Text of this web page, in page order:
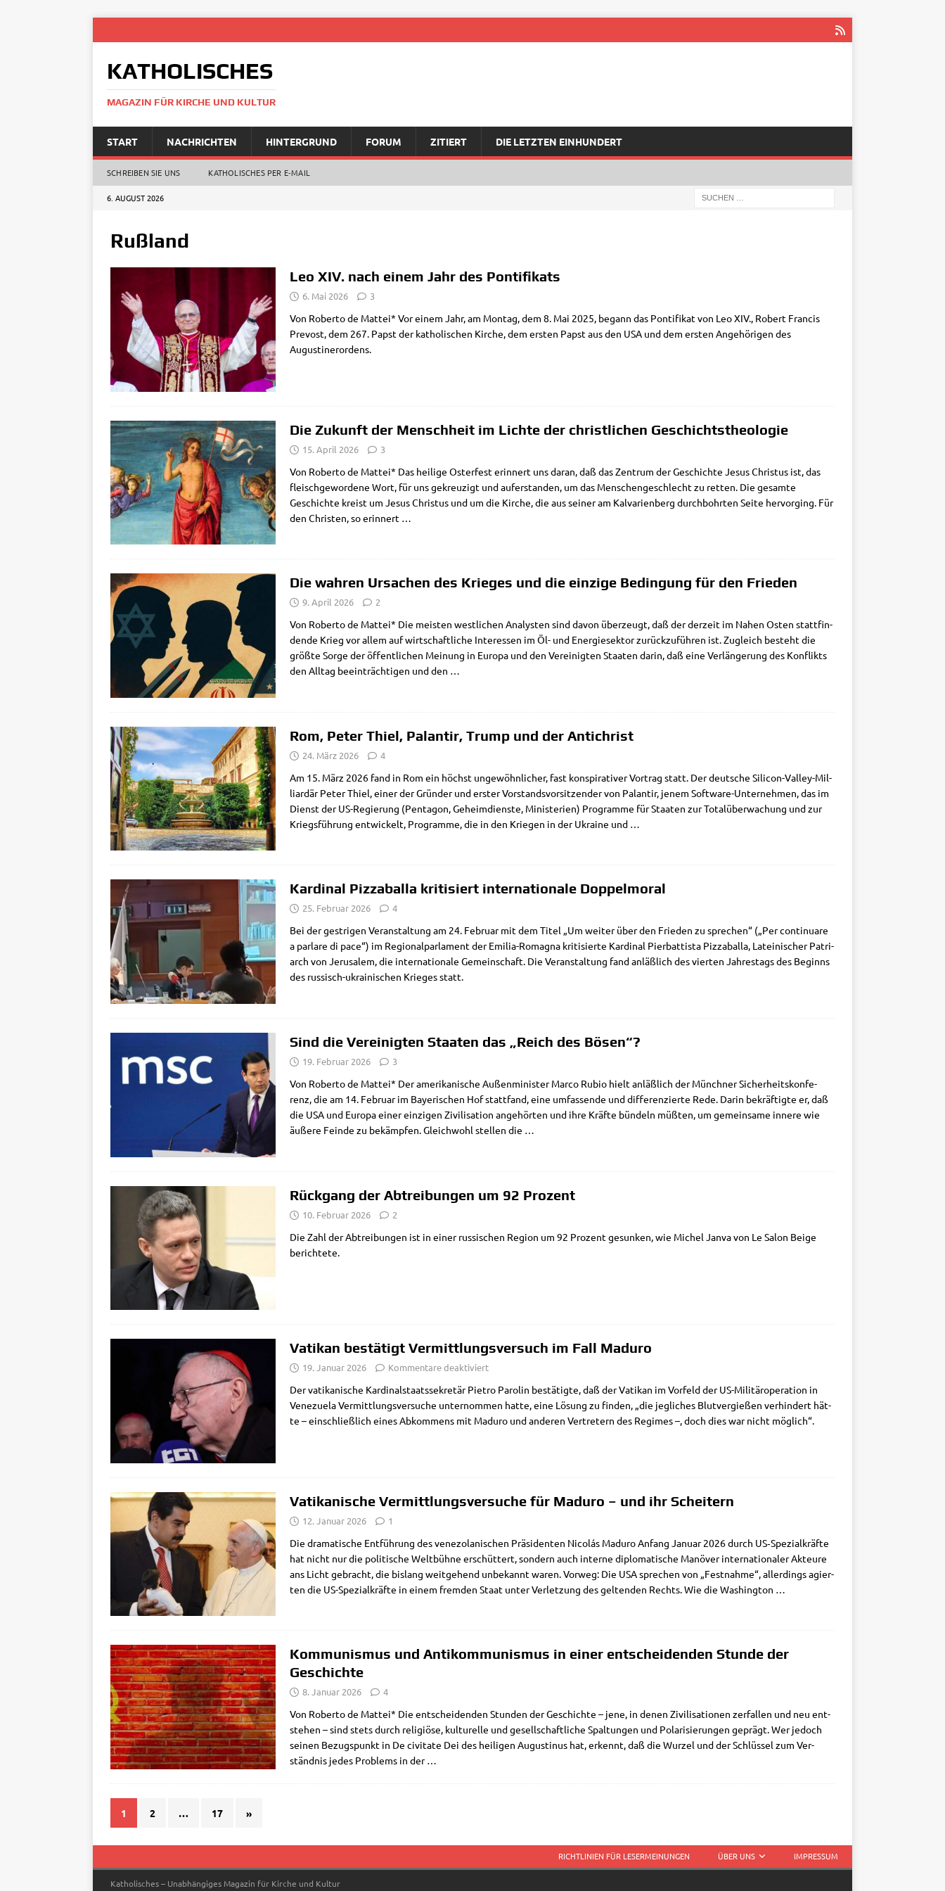
KATHOLISCHES
MAGAZIN FÜR KIRCHE UND KULTUR
START NACHRICHTEN HINTERGRUND FORUM ZITIERT DIE LETZTEN EINHUNDERT
SCHREIBEN SIE UNS KATHOLISCHES PER E‑MAIL
6. AUGUST 2026
Rußland
Leo XIV. nach einem Jahr des Pontifikats
6. Mai 2026 3
Von Rober­to de Mat­tei* Vor einem Jahr, am Mon­tag, dem 8. Mai 2025, begann das Pon­ti­fi­kat von Leo XIV., Robert Fran­cis
Pre­vost, dem 267. Papst der katho­li­schen Kir­che, dem ersten Papst aus den USA und dem ersten Ange­hö­ri­gen des
Augustinerordens.
Die Zukunft der Menschheit im Lichte der christlichen Geschichtstheologie
15. April 2026 3
Von Rober­to de Mat­tei* Das hei­li­ge Oster­fest erin­nert uns dar­an, daß das Zen­trum der Geschich­te Jesus Chri­stus ist, das
fleisch­ge­wor­de­ne Wort, für uns gekreu­zigt und auf­er­stan­den, um das Men­schen­ge­schlecht zu ret­ten. Die gesam­te
Geschich­te kreist um Jesus Chri­stus und um die Kir­che, die aus sei­ner am Kal­va­ri­en­berg durch­bohr­ten Sei­te her­vor­ging. Für
den Chri­sten, so erin­nert …
Die wahren Ursachen des Krieges und die einzige Bedingung für den Frieden
9. April 2026 2
Von Rober­to de Mat­tei* Die mei­sten west­li­chen Ana­ly­sten sind davon über­zeugt, daß der der­zeit im Nahen Osten statt­fin­
den­de Krieg vor allem auf wirt­schaft­li­che Inter­es­sen im Öl- und Ener­gie­sek­tor zurück­zu­füh­ren ist. Zugleich besteht die
größ­te Sor­ge der öffent­li­chen Mei­nung in Euro­pa und den Ver­ei­nig­ten Staa­ten dar­in, daß eine Ver­län­ge­rung des Kon­flikts
den All­tag beein­träch­ti­gen und den …
Rom, Peter Thiel, Palantir, Trump und der Antichrist
24. März 2026 4
Am 15. März 2026 fand in Rom ein höchst unge­wöhn­li­cher, fast kon­spi­ra­ti­ver Vor­trag statt. Der deut­sche Sili­­con-Val­­ley-Mil­­
li­ar­­där Peter Thiel, einer der Grün­der und erster Vor­stands­vor­sit­zen­der von Palan­tir, jenem Sof­t­­wa­re-Unter­­neh­­men, das im
Dienst der US-Regie­rung (Pen­ta­gon, Geheim­dien­ste, Mini­ste­ri­en) Pro­gram­me für Staa­ten zur Total­über­wa­chung und zur
Kriegs­füh­rung ent­wickelt, Pro­gram­me, die in den Krie­gen in der Ukrai­ne und …
Kardinal Pizzaballa kritisiert internationale Doppelmoral
25. Februar 2026 4
Bei der gest­ri­gen Ver­an­stal­tung am 24. Febru­ar mit dem Titel „Um wei­ter über den Frie­den zu spre­chen“ („Per con­ti­nu­are
a parl­a­re di pace“) im Regio­nal­par­la­ment der Emi­­lia-Roma­­gna kri­ti­sier­te Kar­di­nal Pier­bat­ti­sta Piz­za­bal­la, Latei­ni­scher Patri­
arch von Jeru­sa­lem, die inter­na­tio­na­le Gemein­schaft. Die Ver­an­stal­tung fand anläß­lich des vier­ten Jah­res­tags des Beginns
des rus­­sisch-ukrai­­ni­­schen Krie­ges statt.
Sind die Vereinigten Staaten das „Reich des Bösen“?
19. Februar 2026 3
Von Rober­to de Mat­tei* Der ame­ri­ka­ni­sche Außen­mi­ni­ster Mar­co Rubio hielt anläß­lich der Münch­ner Sicher­heits­kon­fe­
renz, die am 14. Febru­ar im Baye­ri­schen Hof statt­fand, eine umfas­sen­de und dif­fe­ren­zier­te Rede. Dar­in bekräf­tig­te er, daß
die USA und Euro­pa einer ein­zi­gen Zivi­li­sa­ti­on ange­hör­ten und ihre Kräf­te bün­deln müß­ten, um gemein­sa­me inne­re wie
äuße­re Fein­de zu bekämp­fen. Gleich­wohl stel­len die …
Rückgang der Abtreibungen um 92 Prozent
10. Februar 2026 2
Die Zahl der Abtrei­bun­gen ist in einer rus­si­schen Regi­on um 92 Pro­zent gesun­ken, wie Michel Jan­va von Le Salon Beige
berichtete.
Vatikan bestätigt Vermittlungsversuch im Fall Maduro
19. Januar 2026 Kommentare deaktiviert
Der vati­ka­ni­sche Kar­di­nal­staats­se­kre­tär Pie­tro Paro­lin bestä­tig­te, daß der Vati­kan im Vor­feld der US-Mili­tär­o­pe­ra­ti­on in
Vene­zue­la Ver­mitt­lungs­ver­su­che unter­nom­men hat­te, eine Lösung zu fin­den, „die jeg­li­ches Blut­ver­gie­ßen ver­hin­dert hät­
te – ein­schließ­lich eines Abkom­mens mit Madu­ro und ande­ren Ver­tre­tern des Regimes –, doch dies war nicht möglich“.
Vatikanische Vermittlungsversuche für Maduro – und ihr Scheitern
12. Januar 2026 1
Die dra­ma­ti­sche Ent­füh­rung des vene­zo­la­ni­schen Prä­si­den­ten Nicolás Madu­ro Anfang Janu­ar 2026 durch US‑Spezialkräfte
hat nicht nur die poli­ti­sche Welt­büh­ne erschüt­tert, son­dern auch inter­ne diplo­ma­ti­sche Manö­ver inter­na­tio­na­ler Akteu­re
ans Licht gebracht, die bis­lang weit­ge­hend unbe­kannt waren. Vor­weg: Die USA spre­chen von „Fest­nah­me“, aller­dings agier­
ten die US-Spe­­zi­al­­kräf­te in einem frem­den Staat unter Ver­let­zung des gel­ten­den Rechts. Wie die Washing­ton …
Kommunismus und Antikommunismus in einer entscheidenden Stunde der
Geschichte
8. Januar 2026 4
Von Rober­to de Mat­tei* Die ent­schei­den­den Stun­den der Geschich­te – jene, in denen Zivi­li­sa­tio­nen zer­fal­len und neu ent­
ste­hen – sind stets durch reli­giö­se, kul­tu­rel­le und gesell­schaft­li­che Spal­tun­gen und Pola­ri­sie­run­gen geprägt. Wer jedoch
sei­nen Bezugs­punkt in De civi­ta­te Dei des hei­li­gen Augu­sti­nus hat, erkennt, daß die Wur­zel und der Schlüs­sel zum Ver­
ständ­nis jedes Pro­blems in der…
1 2 … 17 »
RICHTLINIEN FÜR LESERMEINUNGEN ÜBER UNS IMPRESSUM
Katholisches – Unabhängiges Magazin für Kirche und Kultur